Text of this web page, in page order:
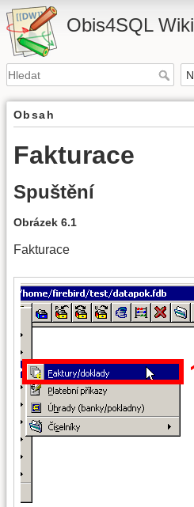
Obis4SQL Wiki
Obsah
Fakturace
Spuštění
Obrázek 6.1
Fakturace